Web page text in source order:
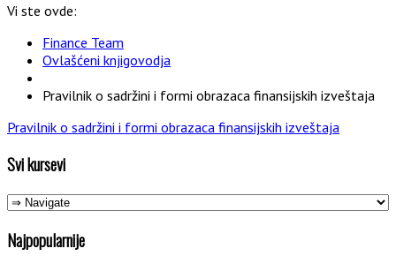
Vi ste ovde:
Finance Team
Ovlašćeni knjigovodja
Pravilnik o sadržini i formi obrazaca finansijskih izveštaja
Pravilnik o sadržini i formi obrazaca finansijskih izveštaja
Svi kursevi
Najpopularnije